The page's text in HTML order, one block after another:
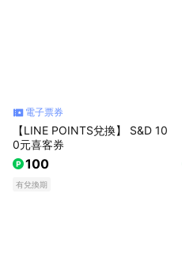
電子票券
【LINE POINTS兌換】 S&D 10
0元喜客券
100
有兌換期